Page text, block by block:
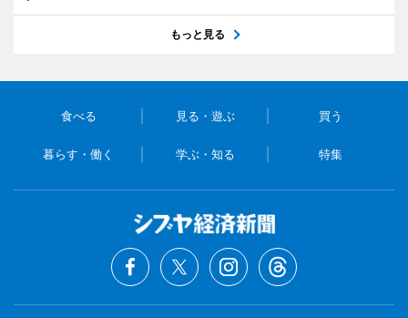
もっと見る
食べる 見る・遊ぶ 買う
暮らす・働く 学ぶ・知る 特集